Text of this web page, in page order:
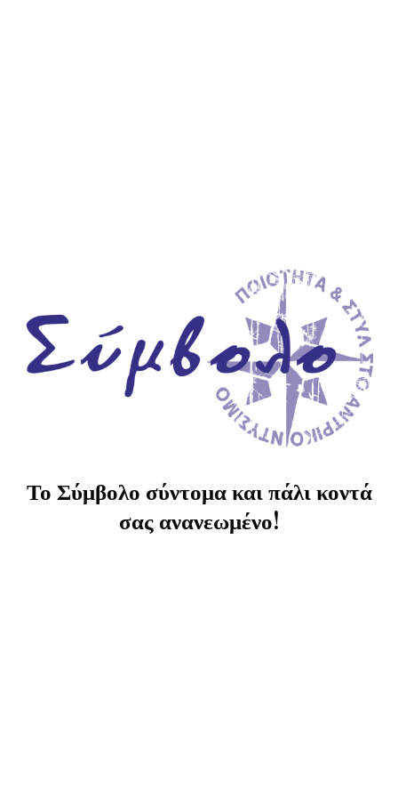
Το Σύμβολο σύντομα και πάλι κοντά
σας ανανεωμένο!